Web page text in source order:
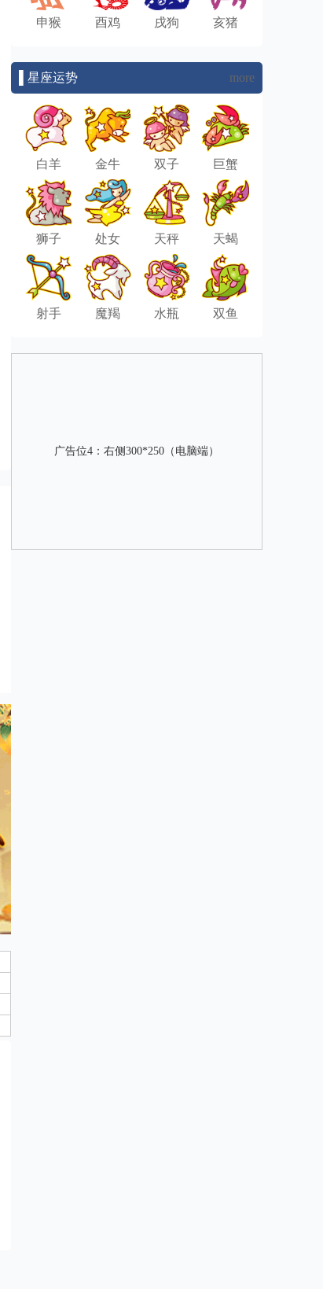
申猴 酉鸡 戌狗 亥猪
▌星座运势 more
白羊 金牛 双子 巨蟹
狮子 处女 天秤 天蝎
射手 魔羯 水瓶 双鱼
广告位4：右侧300*250（电脑端）